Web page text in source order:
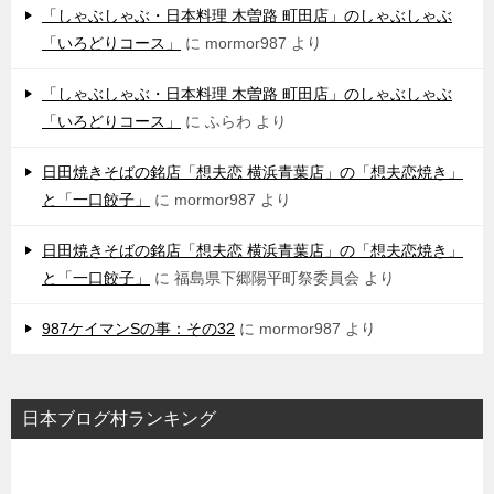
「しゃぶしゃぶ・日本料理 木曽路 町田店」のしゃぶしゃぶ
「いろどりコース」
に mormor987 より
「しゃぶしゃぶ・日本料理 木曽路 町田店」のしゃぶしゃぶ
「いろどりコース」
に ふらわ より
日田焼きそばの銘店「想夫恋 横浜青葉店」の「想夫恋焼き」
と「一口餃子」
に mormor987 より
日田焼きそばの銘店「想夫恋 横浜青葉店」の「想夫恋焼き」
と「一口餃子」
に 福島県下郷陽平町祭委員会 より
987ケイマンSの事：その32 に mormor987 より
日本ブログ村ランキング